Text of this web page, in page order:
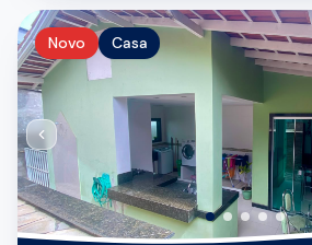
Novo Casa